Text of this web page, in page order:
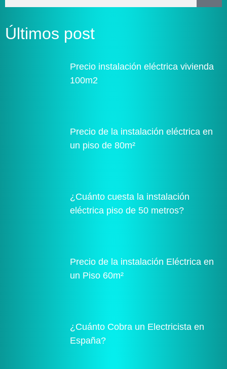
Últimos post
Precio instalación eléctrica vivienda
100m2
Precio de la instalación eléctrica en
un piso de 80m²
¿Cuánto cuesta la instalación
eléctrica piso de 50 metros?
Precio de la instalación Eléctrica en
un Piso 60m²
¿Cuánto Cobra un Electricista en
España?